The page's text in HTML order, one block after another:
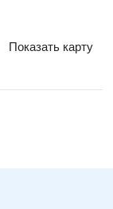
Показать карту